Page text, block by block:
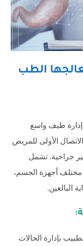
الطب
إدارة طيف واسع
الأولى للمريض
جراحية. تشمل
مختلف أجهزة الجسم،
البالغين.
بإدارة الحالات